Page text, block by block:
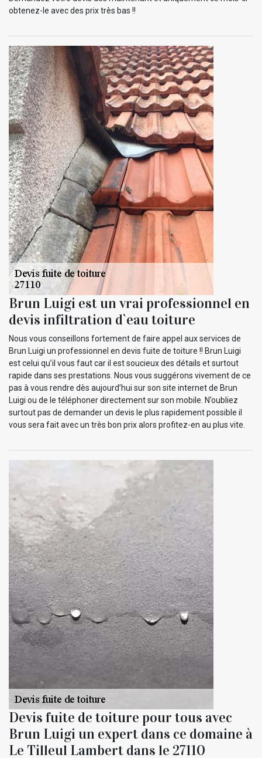
obtenez-le avec des prix très bas !!
Brun Luigi est un vrai professionnel en
devis infiltration d`eau toiture
Nous vous conseillons fortement de faire appel aux services de
Brun Luigi un professionnel en devis fuite de toiture !! Brun Luigi
est celui qu’il vous faut car il est soucieux des détails et surtout
rapide dans ses prestations. Nous vous suggérons vivement de ce
pas à vous rendre dès aujourd’hui sur son site internet de Brun
Luigi ou de le téléphoner directement sur son mobile. N’oubliez
surtout pas de demander un devis le plus rapidement possible il
vous sera fait avec un très bon prix alors profitez-en au plus vite.
Devis fuite de toiture pour tous avec
Brun Luigi un expert dans ce domaine à
Le Tilleul Lambert dans le 27110